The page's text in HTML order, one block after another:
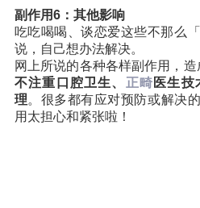
副作用6：其他影响
吃吃喝喝、谈恋爱这些不那么
说，自己想办法解决。
网上所说的各种各样副作用，造
不注重口腔卫生、 正畸 医生技
理。很多都有应对预防或解决
用太担心和紧张啦！